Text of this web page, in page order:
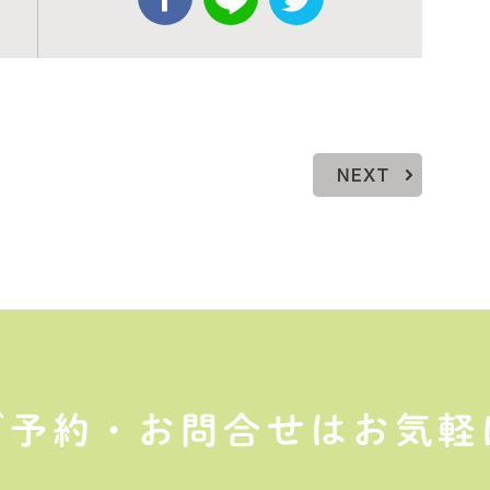
NEXT
予約・お問合せはお気軽